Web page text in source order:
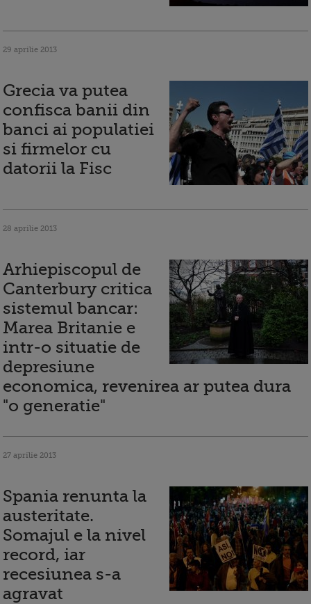
29 aprilie 2013
Grecia va putea
confisca banii din
banci ai populatiei
si firmelor cu
datorii la Fisc
28 aprilie 2013
Arhiepiscopul de
Canterbury critica
sistemul bancar:
Marea Britanie e
intr-o situatie de
depresiune
economica, revenirea ar putea dura
"o generatie"
27 aprilie 2013
Spania renunta la
austeritate.
Somajul e la nivel
record, iar
recesiunea s-a
agravat